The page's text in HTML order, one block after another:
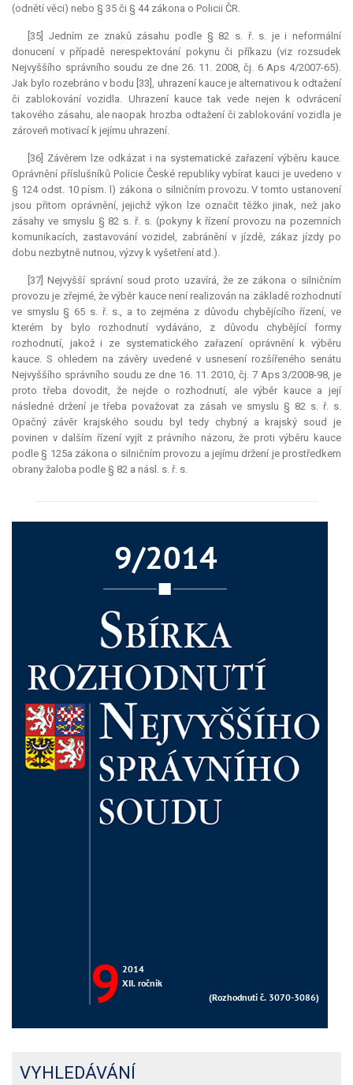
(odnětí věci) nebo § 35 či § 44 zákona o Policii ČR.
[35] Jedním ze znaků zásahu podle § 82 s. ř. s. je i neformální
donucení v případě nerespektování pokynu či příkazu (viz rozsudek
Nejvyššího správního soudu ze dne 26. 11. 2008, čj. 6 Aps 4/2007-65).
Jak bylo rozebráno v bodu [33], uhrazení kauceje alternativou k odtažení
či zablokování vozidla. Uhrazení kaucetak vede nejen k odvrácení
takového zásahu, ale naopak hrozba odtažení či zablokování vozidla je
zároveň motivací k jejímu uhrazení.
[36] Závěrem lze odkázat i na systematické zařazení výběru kauce.
Oprávnění příslušníků Policie České republiky vybírat kauci je uvedeno v
§ 124 odst. 10 písm. l) zákona o silničním provozu. V tomto ustanovení
jsou přitom oprávnění, jejichž výkon lze označit těžko jinak, než jako
zásahy ve smyslu § 82 s. ř. s. (pokyny k řízení provozu na pozemních
komunikacích, zastavování vozidel, zabránění v jízdě, zákaz jízdy po
dobu nezbytně nutnou, výzvy k vyšetření atd.).
[37] Nejvyšší správní soud proto uzavírá, že ze zákona o silničním
provozu je zřejmé, že výběr kaucenení realizován na základě rozhodnutí
ve smyslu § 65 s. ř. s., a to zejména z důvodu chybějícího řízení, ve
kterém by bylo rozhodnutí vydáváno, z důvodu chybějící formy
rozhodnutí, jakož i ze systematického zařazení oprávnění k výběru
kauce. S ohledem na závěry uvedené v usnesení rozšířeného senátu
Nejvyššího správního soudu ze dne 16. 11. 2010, čj. 7 Aps 3/2008-98, je
proto třeba dovodit, že nejde o rozhodnutí, ale výběr
kaucea její
následné držení je třeba považovat za zásah ve smyslu § 82 s. ř. s.
Opačný závěr krajského soudu byl tedy chybný a krajský soud je
povinen v dalším řízení vyjít z právního názoru, že proti výběru kauce
podle § 125a zákona o silničním provozu a jejímu držení je prostředkem
obrany žaloba podle § 82 a násl. s. ř. s.
VYHLEDÁVÁNÍ